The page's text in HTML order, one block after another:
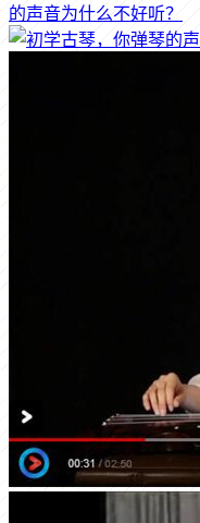
的声音为什么不好听？